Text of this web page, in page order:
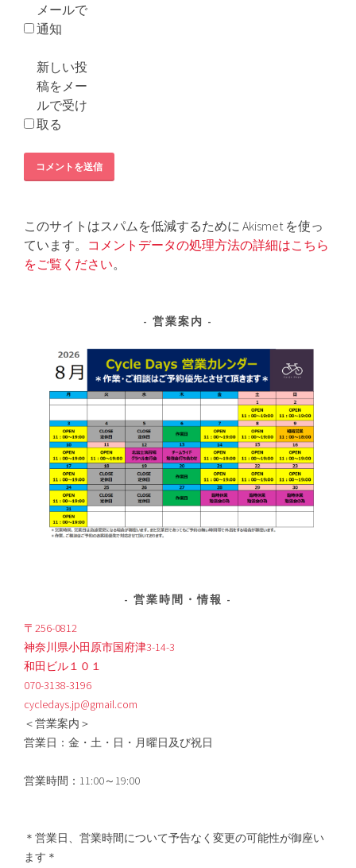
メールで
通知
新しい投
稿をメー
ルで受け
取る
このサイトはスパムを低減するために Akismet を使っ
ています。 コメントデータの処理方法の詳細はこちら
をご覧ください。
営業案内
営業時間・情報
〒256-0812
神奈川県小田原市国府津3-14-3
和田ビル１０１
070-3138-3196
cycledays.jp@gmail.com
＜営業案内＞
営業日：金・土・日・月曜日及び祝日
営業時間：11:00～19:00
＊営業日、営業時間について予告なく変更の可能性が御座い
ます＊